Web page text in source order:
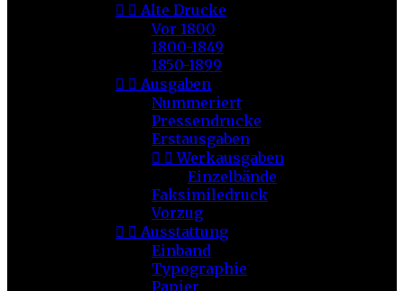
  Alte Drucke
Vor 1800
1800-1849
1850-1899
  Ausgaben
Nummeriert
Pressendrucke
Erstausgaben
  Werkausgaben
Einzelbände
Faksimiledruck
Vorzug
  Ausstattung
Einband
Typographie
Papier